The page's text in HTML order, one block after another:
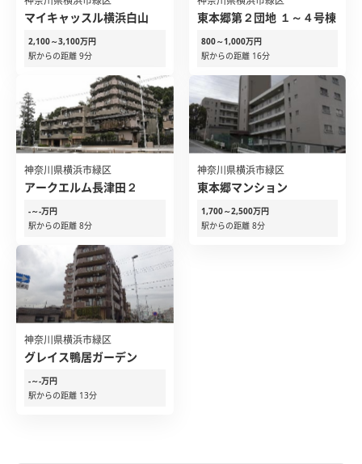
マイキャッスル横浜白山
2,100～3,100万円
駅からの距離 9分
東本郷第２団地 １～４号棟
800～1,000万円
駅からの距離 16分
神奈川県横浜市緑区
アークエルム長津田２
-～-万円
駅からの距離 8分
神奈川県横浜市緑区
東本郷マンション
1,700～2,500万円
駅からの距離 8分
神奈川県横浜市緑区
グレイス鴨居ガーデン
-～-万円
駅からの距離 13分